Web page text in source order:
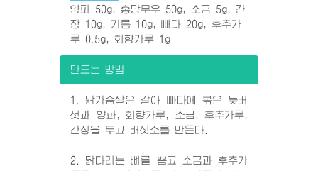
양파 50g, 홍당무우 50g, 소금 5g, 간
장 10g, 기름 10g, 빠다 20g, 후추가
루 0.5g, 회향가루 1g
만드는 방법
1. 닭가슴살은 갈아 빠다에 볶은 늦버
섯과 양파, 회향가루, 소금, 후추가루,
간장을 두고 버섯소를 만든다.
2. 닭다리는 뼈를 뽑고 소금과 후추가